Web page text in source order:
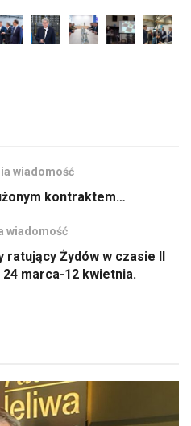
wiadomość
kontraktem…
wiadomość
ratujący Żydów w czasie II
marca-12 kwietnia.